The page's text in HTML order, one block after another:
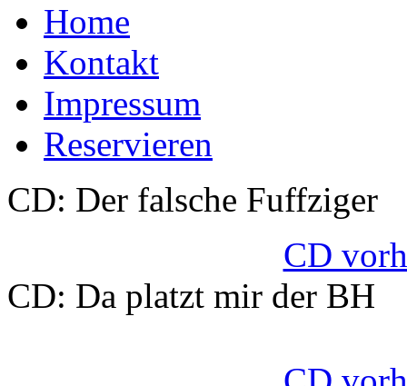
Home
Kontakt
Impressum
Reservieren
CD: Der falsche Fuffziger
CD
CD: Da platzt mir der BH